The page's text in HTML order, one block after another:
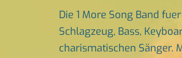
Die 1 More Song Band
Schlagzeug, Bass,
charismatischen Sänger.